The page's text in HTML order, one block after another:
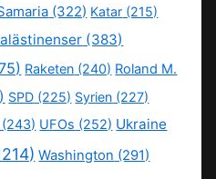
(322) Katar (215)
(383)
Raketen (240) Roland M.
SPD (225) Syrien (227)
(243) UFOs (252) Ukraine
Washington (291)